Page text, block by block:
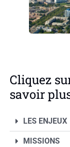
Cliquez
savoir
LES ENJEUX
MISSIONS